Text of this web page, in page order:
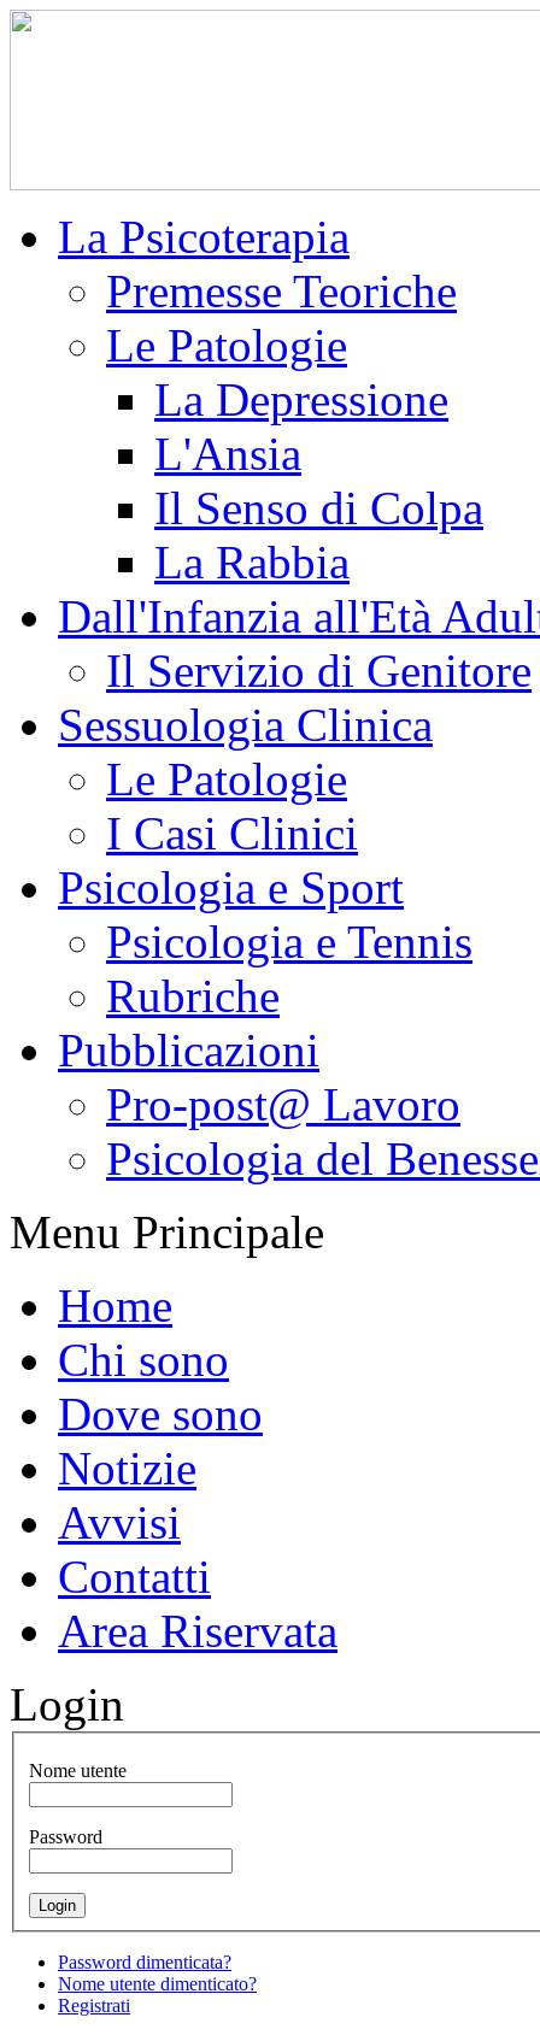
La Psicoterapia
Premesse Teoriche
Le Patologie
La Depressione
L'Ansia
Il Senso di Colpa
La Rabbia
Dall'Infanzia all'Età
Il Servizio di Genitore
Sessuologia Clinica
Le Patologie
I Casi Clinici
Psicologia e Sport
Psicologia e Tennis
Rubriche
Pubblicazioni
Pro-post@ Lavoro
Psicologia del
Menu Principale
Home
Chi sono
Dove sono
Notizie
Avvisi
Contatti
Area Riservata
Login
Nome utente
Password
Password dimenticata?
Nome utente dimenticato?
Registrati